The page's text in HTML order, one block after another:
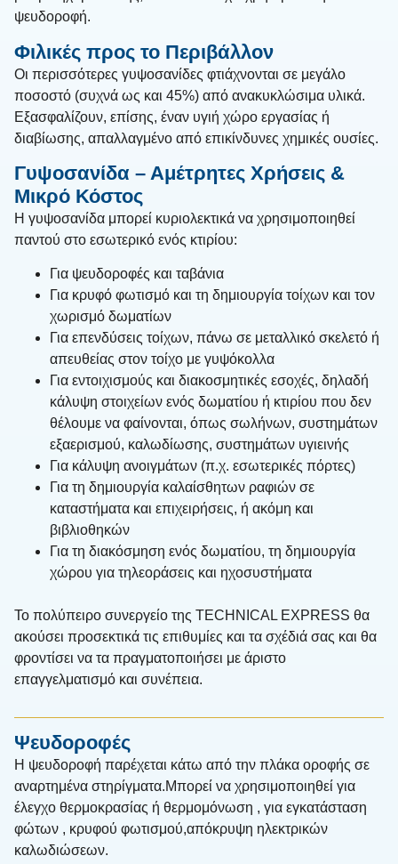
ψευδοροφή.
Φιλικές προς το Περιβάλλον
Οι περισσότερες γυψοσανίδες φτιάχνονται σε μεγάλο
ποσοστό (συχνά ως και 45%) από ανακυκλώσιμα υλικά.
Εξασφαλίζουν, επίσης, έναν υγιή χώρο εργασίας ή
διαβίωσης, απαλλαγμένο από επικίνδυνες χημικές ουσίες.
Γυψοσανίδα – Αμέτρητες Χρήσεις &
Μικρό Κόστος
Η γυψοσανίδα μπορεί κυριολεκτικά να χρησιμοποιηθεί
παντού στο εσωτερικό ενός κτιρίου:
Για ψευδοροφές και ταβάνια
Για κρυφό φωτισμό και τη δημιουργία τοίχων και τον
χωρισμό δωματίων
Για επενδύσεις τοίχων, πάνω σε μεταλλικό σκελετό ή
απευθείας στον τοίχο με γυψόκολλα
Για εντοιχισμούς και διακοσμητικές εσοχές, δηλαδή
κάλυψη στοιχείων ενός δωματίου ή κτιρίου που δεν
θέλουμε να φαίνονται, όπως σωλήνων, συστημάτων
εξαερισμού, καλωδίωσης, συστημάτων υγιεινής
Για κάλυψη ανοιγμάτων (π.χ. εσωτερικές πόρτες)
Για τη δημιουργία καλαίσθητων ραφιών σε
καταστήματα και επιχειρήσεις, ή ακόμη και
βιβλιοθηκών
Για τη διακόσμηση ενός δωματίου, τη δημιουργία
χώρου για τηλεοράσεις και ηχοσυστήματα
Το πολύπειρο συνεργείο της TECHNICAL EXPRESS θα
ακούσει προσεκτικά τις επιθυμίες και τα σχέδιά σας και θα
φροντίσει να τα πραγματοποιήσει με άριστο
επαγγελματισμό και συνέπεια.
Ψευδοροφές
Η ψευδοροφή παρέχεται κάτω από την πλάκα οροφής σε
αναρτημένα στηρίγματα.Μπορεί να χρησιμοποιηθεί για
έλεγχο θερμοκρασίας ή θερμομόνωση , για εγκατάσταση
φώτων , κρυφού φωτισμού,απόκρυψη ηλεκτρικών
καλωδιώσεων.